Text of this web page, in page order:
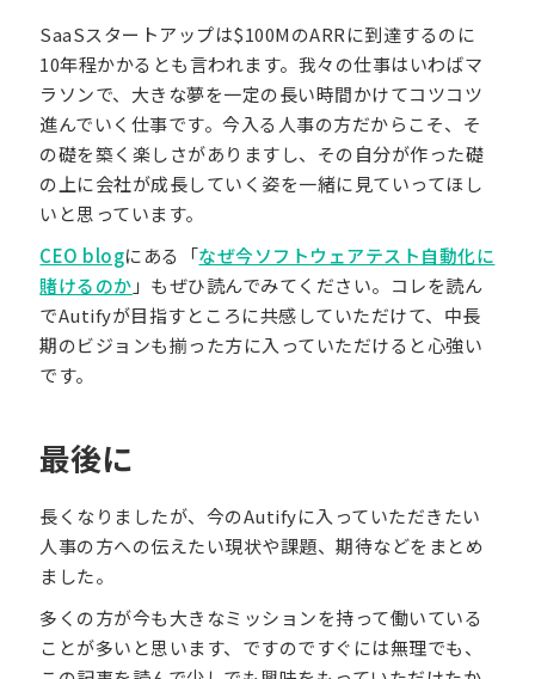
SaaSスタートアップは$100MのARRに到達するのに
10年程かかるとも言われます。我々の仕事はいわばマ
ラソンで、大きな夢を一定の長い時間かけてコツコツ
進んでいく仕事です。今入る人事の方だからこそ、そ
の礎を築く楽しさがありますし、その自分が作った礎
の上に会社が成長していく姿を一緒に見ていってほし
いと思っています。
CEO blogにある「なぜ今ソフトウェアテスト自動化に
賭けるのか 」もぜひ読んでみてください。コレを読ん
でAutifyが目指すところに共感していただけて、中長
期のビジョンも揃った方に入っていただけると心強い
です。
最後に
長くなりましたが、今のAutifyに入っていただきたい
人事の方への伝えたい現状や課題、期待などをまとめ
ました。
多くの方が今も大きなミッションを持って働いている
ことが多いと思います、ですのですぐには無理でも、